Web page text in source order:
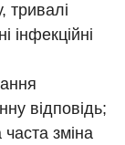
тривалі
інфекційні
відповідь;
часта зміна